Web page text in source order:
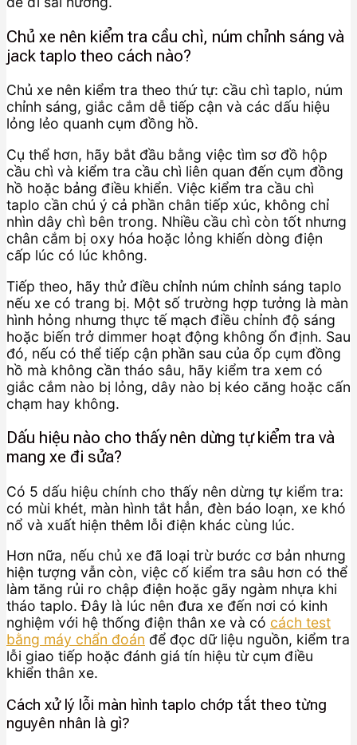
Chủ xe nên kiểm tra cầu chì, núm chỉnh sáng và
jack taplo theo cách nào?
Chủ xe nên kiểm tra theo thứ tự: cầu chì taplo, núm
chỉnh sáng, giắc cắm dễ tiếp cận và các dấu hiệu
lỏng lẻo quanh cụm đồng hồ.
Cụ thể hơn, hãy bắt đầu bằng việc tìm sơ đồ hộp
cầu chì và kiểm tra cầu chì liên quan đến cụm đồng
hồ hoặc bảng điều khiển. Việc kiểm tra cầu chì
taplo cần chú ý cả phần chân tiếp xúc, không chỉ
nhìn dây chì bên trong. Nhiều cầu chì còn tốt nhưng
chân cắm bị oxy hóa hoặc lỏng khiến dòng điện
cấp lúc có lúc không.
Tiếp theo, hãy thử điều chỉnh núm chỉnh sáng taplo
nếu xe có trang bị. Một số trường hợp tưởng là màn
hình hỏng nhưng thực tế mạch điều chỉnh độ sáng
hoặc biến trở dimmer hoạt động không ổn định. Sau
đó, nếu có thể tiếp cận phần sau của ốp cụm đồng
hồ mà không cần tháo sâu, hãy kiểm tra xem có
giắc cắm nào bị lỏng, dây nào bị kéo căng hoặc cấn
chạm hay không.
Dấu hiệu nào cho thấy nên dừng tự kiểm tra và
mang xe đi sửa?
Có 5 dấu hiệu chính cho thấy nên dừng tự kiểm tra:
có mùi khét, màn hình tắt hẳn, đèn báo loạn, xe khó
nổ và xuất hiện thêm lỗi điện khác cùng lúc.
Hơn nữa, nếu chủ xe đã loại trừ bước cơ bản nhưng
hiện tượng vẫn còn, việc cố kiểm tra sâu hơn có thể
làm tăng rủi ro chập điện hoặc gãy ngàm nhựa khi
tháo taplo. Đây là lúc nên đưa xe đến nơi có kinh
nghiệm với hệ thống điện thân xe và có cách test
bằng máy chẩn đoán để đọc dữ liệu nguồn, kiểm tra
lỗi giao tiếp hoặc đánh giá tín hiệu từ cụm điều
khiển thân xe.
Cách xử lý lỗi màn hình taplo chớp tắt theo từng
nguyên nhân là gì?